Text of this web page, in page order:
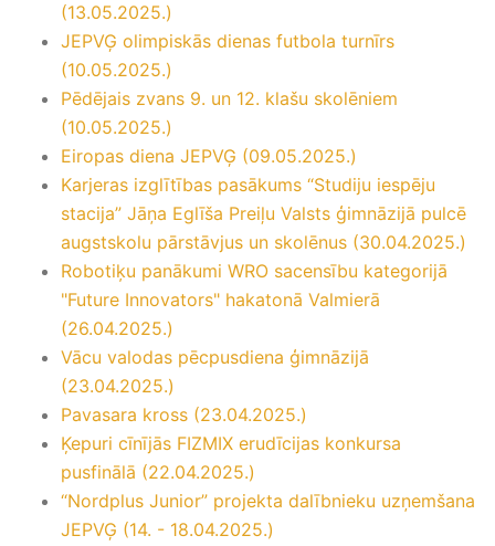
(13.05.2025.)
JEPVĢ olimpiskās dienas futbola turnīrs
(10.05.2025.)
Pēdējais zvans 9. un 12. klašu skolēniem
(10.05.2025.)
Eiropas diena JEPVĢ (09.05.2025.)
Karjeras izglītības pasākums “Studiju iespēju
stacija” Jāņa Eglīša Preiļu Valsts ģimnāzijā pulcē
augstskolu pārstāvjus un skolēnus (30.04.2025.)
Robotiķu panākumi WRO sacensību kategorijā
"Future Innovators" hakatonā Valmierā
(26.04.2025.)
Vācu valodas pēcpusdiena ģimnāzijā
(23.04.2025.)
Pavasara kross (23.04.2025.)
Ķepuri cīnījās FIZMIX erudīcijas konkursa
pusfinālā (22.04.2025.)
“Nordplus Junior” projekta dalībnieku uzņemšana
JEPVĢ (14. - 18.04.2025.)